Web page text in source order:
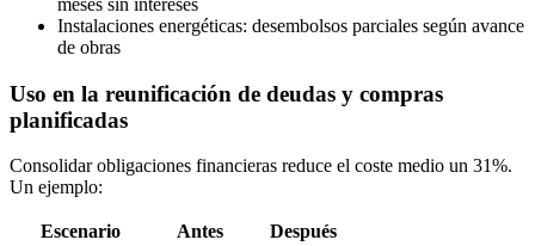
meses sin intereses
Instalaciones energéticas: desembolsos parciales según avance
de obras
Uso en la reunificación de deudas y compras
planificadas
Consolidar obligaciones financieras reduce el coste medio un 31%.
Un ejemplo:
Escenario Antes
Después